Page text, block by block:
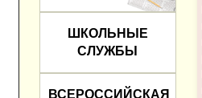
ШКОЛЬНЫЕ
СЛУЖБЫ
ВСЕРОССИЙСКАЯ